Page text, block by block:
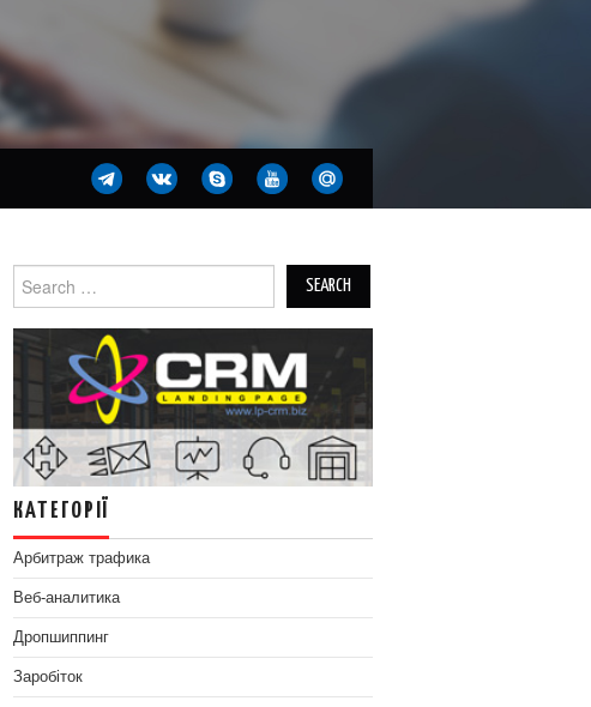
for:
КАТЕГОРІЇ
Арбитраж трафика
Веб-аналитика
Дропшиппинг
Заробіток